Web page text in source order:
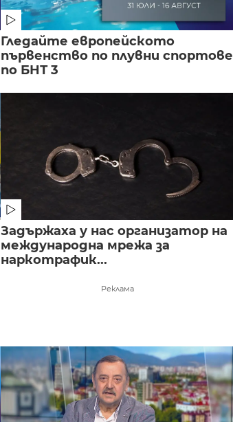
Гледайте европейското
първенство по плувни спортове
по БНТ 3
Задържаха у нас организатор на
международна мрежа за
наркотрафик...
Реклама